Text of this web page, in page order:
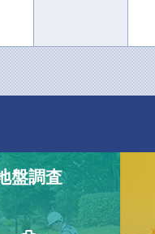
盤調査